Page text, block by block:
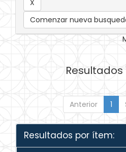
Comenzar nueva
Resultados
Anterior 1
Resultados por ítem: